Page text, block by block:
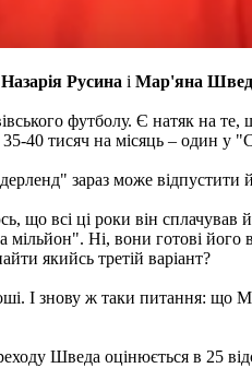
Назарія Русина і Мар'яна
футболу. Є натяк на
40 тисяч на місяць – один у
зараз може відпустити
що всі ці роки він
Ні, вони готові його
якийсь третій варіант?
І знову ж таки питання: що
Шведа оцінюється в 25